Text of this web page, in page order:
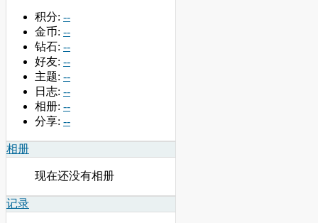
积分: --
金币: --
钻石: --
好友: --
主题: --
日志: --
相册: --
分享: --
相册
现在还没有相册
记录